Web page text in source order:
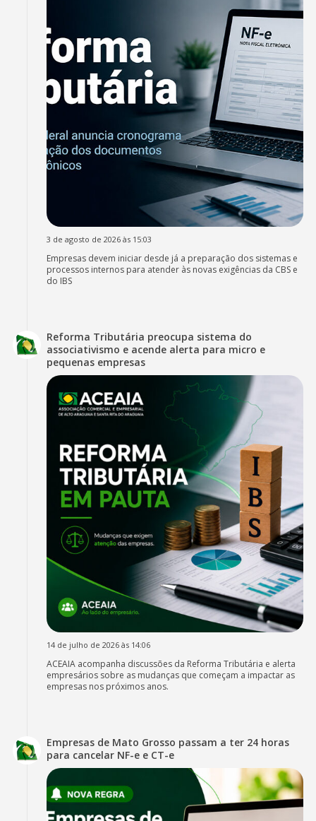
3 de agosto de 2026 às 15:03
Empresas devem iniciar desde já a preparação dos sistemas e
processos internos para atender às novas exigências da CBS e
do IBS
Reforma Tributária preocupa sistema do
associativismo e acende alerta para micro e
pequenas empresas
14 de julho de 2026 às 14:06
ACEAIA acompanha discussões da Reforma Tributária e alerta
empresários sobre as mudanças que começam a impactar as
empresas nos próximos anos.
Empresas de Mato Grosso passam a ter 24 horas
para cancelar NF-e e CT-e